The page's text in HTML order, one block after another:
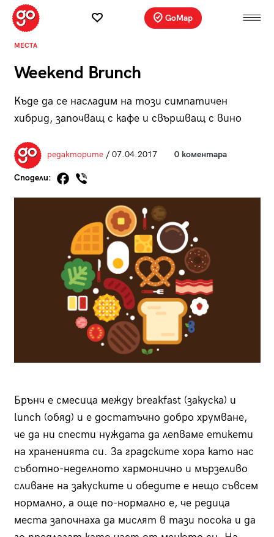
GoMap
МЕСТА
Weekend Brunch
Къде да се насладим на този симпатичен
хибрид, започващ с кафе и свършващ с вино
редакторите/ 07.04.2017 0 коментара
Сподели:
Брънч е смесица между breakfast (закуска) и
lunch (обяд) и е достатъчно добро хрумване,
че да ни спести нуждата да лепваме етикети
на храненията си. За градските хора като нас
съботно-неделното хармонично и мързеливо
сливане на закуските и обедите е нещо съвсем
нормално, а още по-нормално е, че редица
места започнаха да мислят в тази посока и да